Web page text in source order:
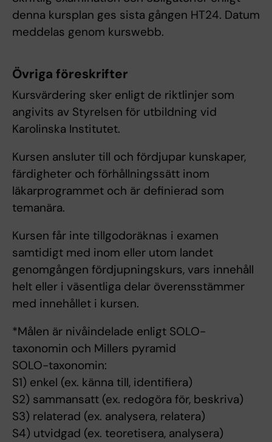
denna kursplan ges sista gången HT24. Datum
meddelas genom kurswebb.
Övriga föreskrifter
Kursvärdering sker enligt de riktlinjer som
angivits av Styrelsen för utbildning vid
Karolinska Institutet.
Kursen ansluter till och fördjupar kunskaper,
färdigheter och förhållningssätt inom
läkarprogrammet och är definierad som
temanära.
Kursen får inte tillgodoräknas i examen
samtidigt med inom eller utom landet
genomgången fördjupningskurs, vars innehåll
helt eller i väsentliga delar överensstämmer
med innehållet i kursen.
*Målen är nivåindelade enligt SOLO-
taxonomin och Millers pyramid
SOLO-taxonomin:
S1) enkel (ex. känna till, identifiera)
S2) sammansatt (ex. redogöra för, beskriva)
S3) relaterad (ex. analysera, relatera)
S4) utvidgad (ex. teoretisera, analysera)